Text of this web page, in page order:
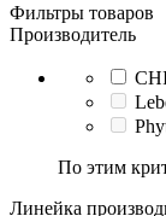
Фильтры товаров
Производитель
По этим
Линейка